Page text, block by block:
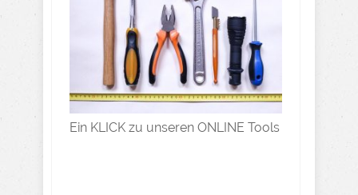
Ein KLICK zu unseren ONLINE Tools